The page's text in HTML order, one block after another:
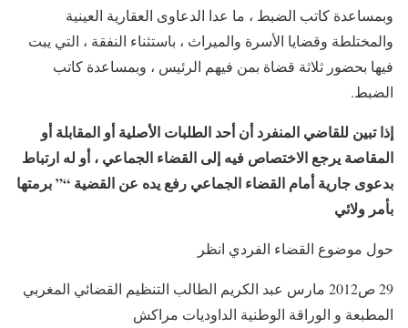
وبمساعدة كاتب الضبط ، ما عدا الدعاوى العقارية العينية
والمختلطة وقضايا الأسرة والميراث ، باستثناء النفقة ، التي يبت
فيها بحضور ثلاثة قضاة بمن فيهم الرئيس ، وبمساعدة كاتب
الضبط.
إذا تبين للقاضي المنفرد أن أحد الطلبات الأصلية أو المقابلة أو
المقاصة يرجع الاختصاص فيه إلى القضاء الجماعي ، أو له ارتباط
بدعوى جارية أمام القضاء الجماعي رفع يده عن القضية “”برمتها
بأمر ولائي
حول موضوع القضاء الفردي انظر
29 ص2012 مارس عبد الكريم الطالب التنظيم القضائي المغربي
المطبعة و الوراقة الوطنية الداوديات مراكش